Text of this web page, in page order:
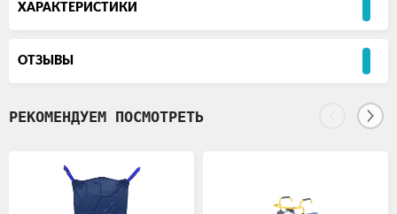
ХАРАКТЕРИСТИКИ
ОТЗЫВЫ
РЕКОМЕНДУЕМ ПОСМОТРЕТЬ